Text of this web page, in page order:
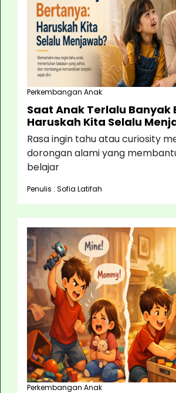
Perkembangan Anak
Saat Anak Terlalu Banyak
Haruskah Kita Selalu
Rasa ingin tahu atau curiosity
dorongan alami yang
belajar
Penulis : Sofia Latifah
Perkembangan Anak